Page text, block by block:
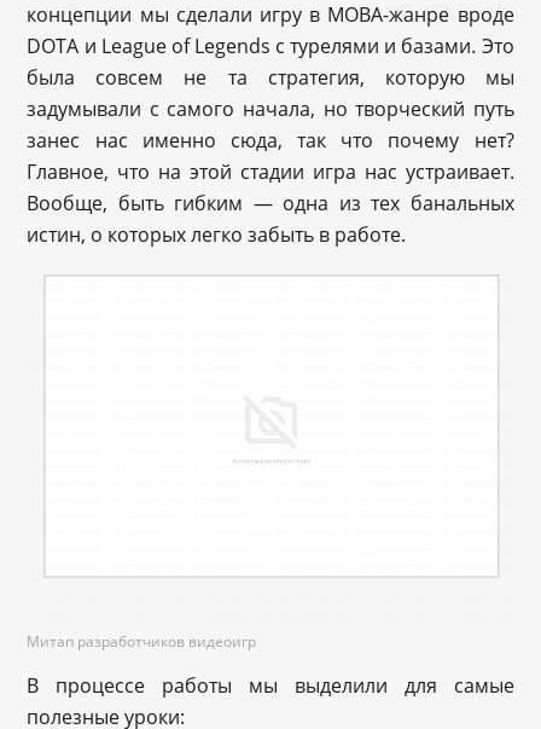
концепции мы сделали игру в MOBA-жанре вроде
DOTA и League of Legends с турелями и базами. Это
была совсем не та стратегия, которую мы
задумывали с самого начала, но творческий путь
занес нас именно сюда, так что почему нет?
Главное, что на этой стадии игра нас устраивает.
Вообще, быть гибким — одна из тех банальных
истин, о которых легко забыть в работе.
Митап разработчиков видеоигр
В процессе работы мы выделили для самые
полезные уроки: